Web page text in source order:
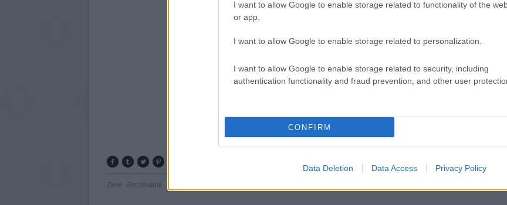
I want to allow Google to enable storage related to functionality of the
or app.
I want to allow Google to enable storage related to personalization.
I want to allow Google to enable storage related to security, including
authentication functionality and fraud prevention, and other user
CONFIRM
Data Deletion Data Access Privacy Policy
Zene Fesztiválok